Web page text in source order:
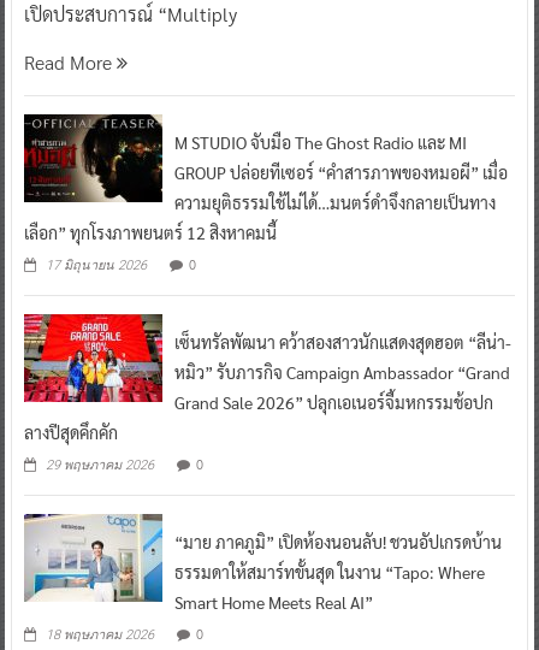
เปิดประสบการณ์ “Multiply
Read More
M STUDIO จับมือ The Ghost Radio และ MI
GROUP ปล่อยทีเซอร์ “คำสารภาพของหมอผี” เมื่อ
ความยุติธรรมใช้ไม่ได้…มนตร์ดำจึงกลายเป็นทาง
เลือก” ทุกโรงภาพยนตร์ 12 สิงหาคมนี้
17 มิถุนายน 2026 0
เซ็นทรัลพัฒนา คว้าสองสาวนักแสดงสุดฮอต “ลีน่า-
หมิว” รับภารกิจ Campaign Ambassador “Grand
Grand Sale 2026” ปลุกเอเนอร์จี้มหกรรมช้อปก
ลางปีสุดคึกคัก
29 พฤษภาคม 2026 0
“มาย ภาคภูมิ” เปิดห้องนอนลับ! ชวนอัปเกรดบ้าน
ธรรมดาให้สมาร์ทขั้นสุด ในงาน “Tapo: Where
Smart Home Meets Real AI”
18 พฤษภาคม 2026 0